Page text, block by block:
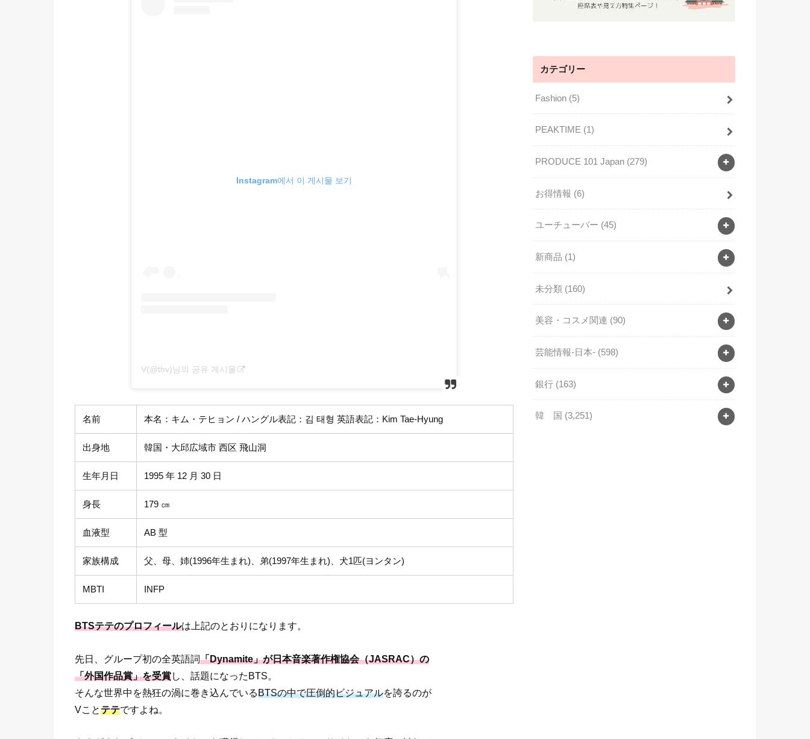
Instagram에서 이 게시물 보기
V(@thv)님의 공유 게시물
名前 本名：キム・テヒョン / ハングル表記：김 태형 英語表記：Kim Tae-Hyung
出身地 韓国・大邱広域市 西区 飛山洞
生年月日 1995 年 12 月 30 日
身長 179 ㎝
血液型 AB 型
家族構成 父、母、姉(1996年生まれ)、弟(1997年生まれ)、犬1匹(ヨンタン)
MBTI INFP
BTSテテのプロフィールは上記のとおりになります。
先日、グループ初の全英語詞「Dynamite」が日本音楽著作権協会（JASRAC）の
「外国作品賞」を受賞し、話題になったBTS。
そんな世界中を熱狂の渦に巻き込んでいるBTSの中で圧倒的ビジュアルを誇るのが
Vことテテですよね。
カテゴリー
Fashion (5)
PEAKTIME (1)
PRODUCE 101 Japan (279)
お得情報 (6)
ユーチューバー (45)
新商品 (1)
未分類 (160)
美容・コスメ関連 (90)
芸能情報-日本- (598)
銀行 (163)
韓 国 (3,251)